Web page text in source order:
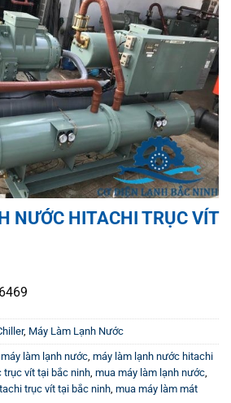
NƯỚC HITACHI TRỤC VÍT
, Máy Làm Lạnh Nước
máy làm lạnh nước, máy làm lạnh nước hitachi
trục vít tại bắc ninh, mua máy làm lạnh nước,
trục vít tại bắc ninh, mua máy làm mát